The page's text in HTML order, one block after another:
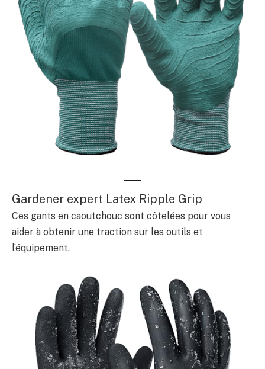
Gardener expert Latex Ripple Grip
Ces gants en caoutchouc sont côtelées pour vous
aider à obtenir une traction sur les outils et
l’équipement.